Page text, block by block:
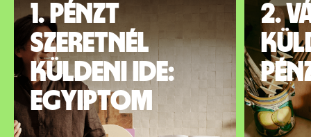
1. Pénzt
szeretnél
küldeni ide:
Egyiptom
2.